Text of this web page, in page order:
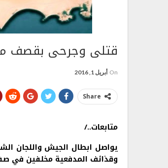
قتلى وجرحى بقصف
On أبريل 1, 2016
Share
متابعات../
يواصل ابطال الجيش واللجان
وقذائف المدفعية مخلفين في